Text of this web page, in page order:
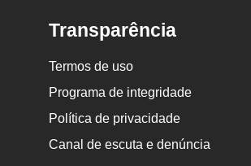
Transparência
Termos de uso
Programa de integridade
Política de privacidade
Canal de escuta e denúncia